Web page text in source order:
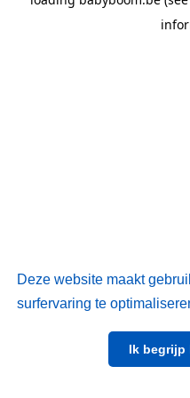
Deze website maakt
surfervaring te
Ik begrijp